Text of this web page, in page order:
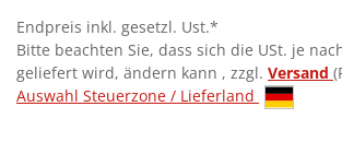
Endpreis inkl. gesetzl. Ust.*
Bitte beachten Sie, dass sich die USt. je
geliefert wird, ändern kann , zzgl. Versand
Auswahl Steuerzone / Lieferland